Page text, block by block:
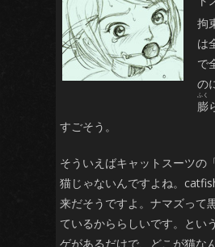
拘
は
で
の
膨
すごそう。
そういえばキャットスーツの
猫じゃないんですよね。
来だそうですよ。ナマズって
ているかららしいです。とい
ゲがあるだけで、どこが猫な